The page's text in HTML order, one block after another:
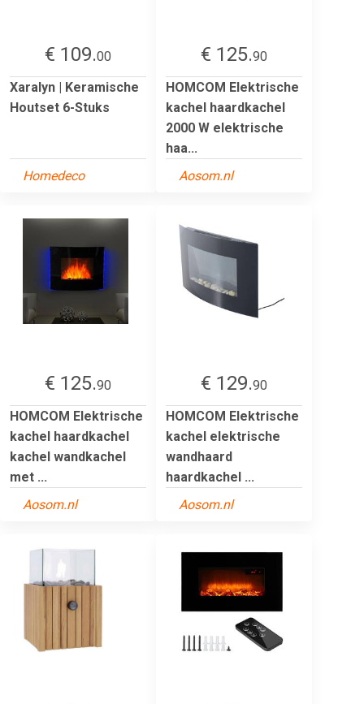
€ 109.00
Xaralyn | Keramische
Houtset 6-Stuks
Homedeco
€ 125.90
HOMCOM Elektrische
kachel haardkachel
2000 W elektrische
haa...
Aosom.nl
€ 125.90
HOMCOM Elektrische
kachel haardkachel
kachel wandkachel
met ...
Aosom.nl
€ 129.90
HOMCOM Elektrische
kachel elektrische
wandhaard
haardkachel ...
Aosom.nl